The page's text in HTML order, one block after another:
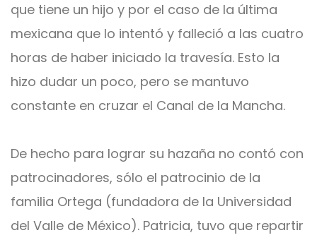
que tiene un hijo y por el caso de la última
mexicana que lo intentó y falleció a las cuatro
horas de haber iniciado la travesía. Esto la
hizo dudar un poco, pero se mantuvo
constante en cruzar el Canal de la Mancha.
De hecho para lograr su hazaña no contó con
patrocinadores, sólo el patrocinio de la
familia Ortega (fundadora de la Universidad
del Valle de México). Patricia, tuvo que repartir